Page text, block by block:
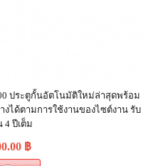
ประตูกั้นอัตโนมัติใหม่ล่าสุดพร้อม
ได้ตามการใช้งานของไซต์งาน รับ
4 ปีเต็ม
฿